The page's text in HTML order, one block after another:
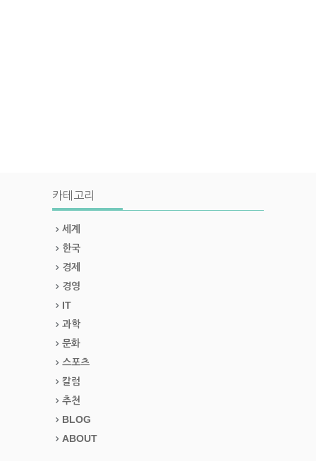
카테고리
세계
한국
경제
경영
IT
과학
문화
스포츠
칼럼
추천
BLOG
ABOUT